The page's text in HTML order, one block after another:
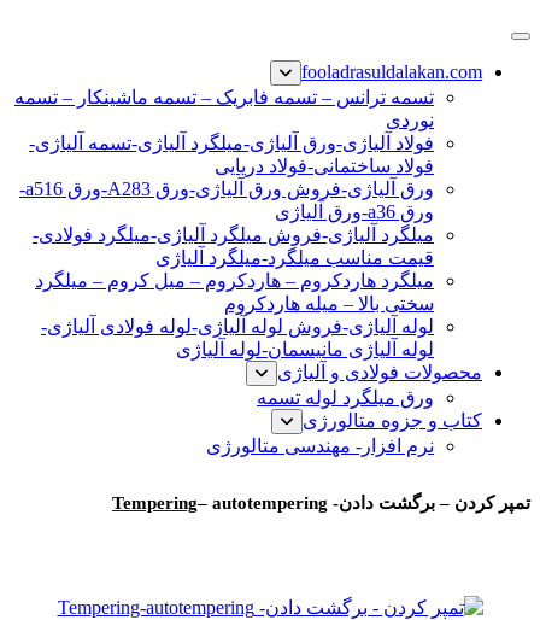
پرش
محتوا
نبشی فولادی-ناودانی فولادی-قیمت ورق-قیمت فولاد
fooladrasuldalakan.com
تسمه ترانس – تسمه فابریک – تسمه ماشینکار – تسمه
نوردی
فولاد آلیاژی-ورق آلیاژی-میلگرد آلیاژی-تسمه آلیاژی-
فولاد ساختمانی-فولاد دریایی
ورق آلیاژی-فروش ورق آلیاژی-ورق A283-ورق a516-
ورق a36-ورق آلیاژی
میلگرد آلیاژی-فروش میلگرد آلیاژی-میلگرد فولادی-
قیمت مناسب میلگرد-میلگرد آلیاژی
میلگرد هاردکروم – هاردکروم – میل کروم – میلگرد
سختی بالا – میله هاردکروم
لوله آلیاژی-فروش لوله آلیاژی-لوله فولادی آلیاژی-
لوله آلیاژی مانیسمان-لوله آلیاژی
محصولات فولادی و آلیاژی
ورق میلگرد لوله تسمه
کتاب و جزوه متالورژی
نرم افزار- مهندسی متالورژی
تمپر کردن – برگشت دادن- Tempering– autotempering